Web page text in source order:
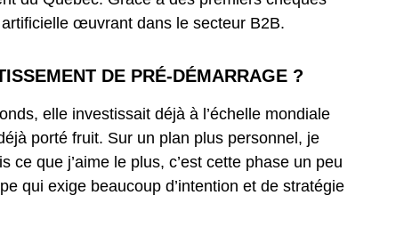
œuvrant dans le secteur B2B.
DE PRÉ-DÉMARRAGE ?
elle investissait déjà à l’échelle mondiale
porté fruit. Sur un plan plus personnel, je
que j’aime le plus, c’est cette phase un peu
qui exige beaucoup d’intention et de stratégie